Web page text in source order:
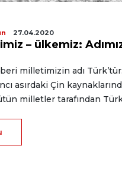
27.04.2020
– ülkemiz:
beri milletimizin adı
asırdaki Çin
milletler tarafından Türk